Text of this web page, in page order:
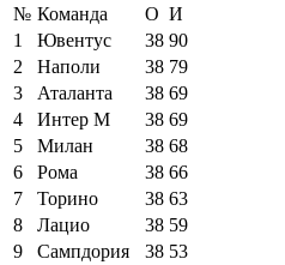
№ Команда О И
1
Ювентус 38 90
2
Наполи 38 79
3
Аталанта 38 69
4
Интер М 38 69
5
Милан 38 68
6
Рома 38 66
7
Торино 38 63
8
Лацио 38 59
9
Сампдория 38 53